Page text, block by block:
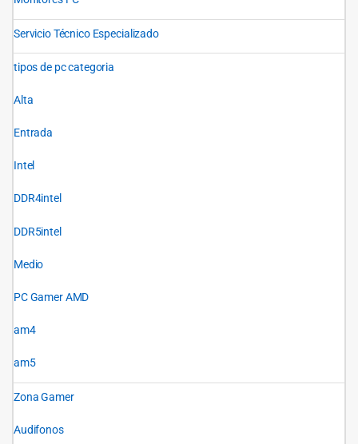
Servicio Técnico Especializado
tipos de pc categoria
Alta
Entrada
Intel
DDR4intel
DDR5intel
Medio
PC Gamer AMD
am4
am5
Zona Gamer
Audifonos